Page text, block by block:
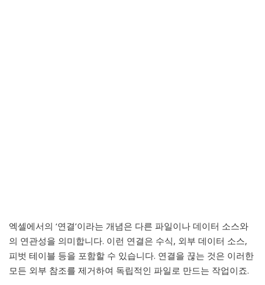
엑셀에서의 ‘연결’이라는 개념은 다른 파일이나 데이터 소스와
의 연관성을 의미합니다. 이런 연결은 수식, 외부 데이터 소스,
피벗 테이블 등을 포함할 수 있습니다. 연결을 끊는 것은 이러한
모든 외부 참조를 제거하여 독립적인 파일로 만드는 작업이죠.